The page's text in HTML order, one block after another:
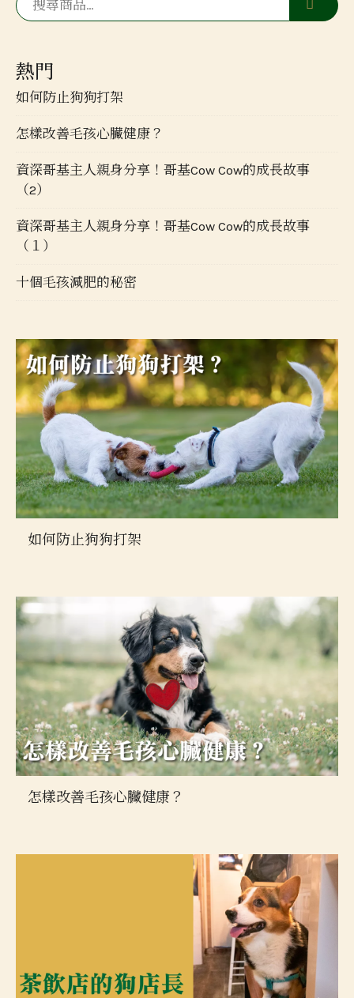
熱門
如何防止狗狗打架
怎樣改善毛孩心臟健康？
資深哥基主人親身分享！哥基Cow Cow的成長故事
（2）
資深哥基主人親身分享！哥基Cow Cow的成長故事
（１）
十個毛孩減肥的秘密
如何防止狗狗打架
怎樣改善毛孩心臟健康？